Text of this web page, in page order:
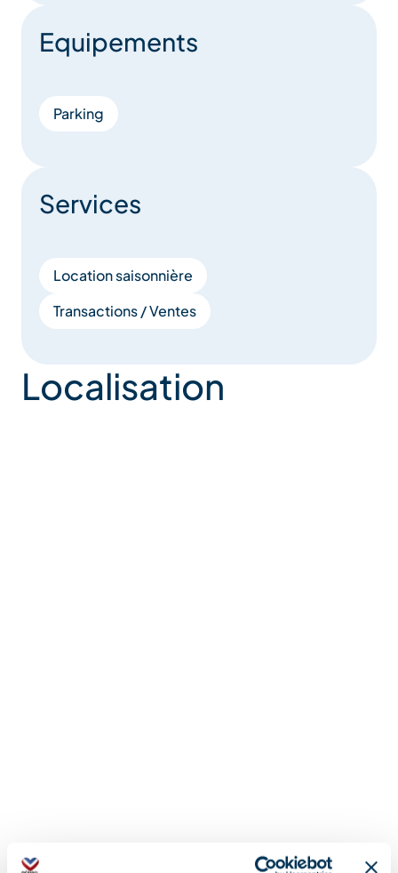
Equipements
Parking
Services
Location saisonnière
Transactions / Ventes
Localisation